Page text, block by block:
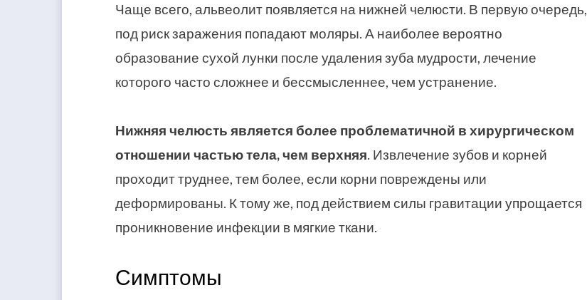
Чаще всего, альвеолит появляется на нижней челюсти. В первую очередь,
под риск заражения попадают моляры. А наиболее вероятно
образование сухой лунки после удаления зуба мудрости, лечение
которого часто сложнее и бессмысленнее, чем устранение.
Нижняя челюсть является более проблематичной в хирургическом
отношении частью тела, чем верхняя. Извлечение зубов и корней
проходит труднее, тем более, если корни повреждены или
деформированы. К тому же, под действием силы гравитации упрощается
проникновение инфекции в мягкие ткани.
Симптомы